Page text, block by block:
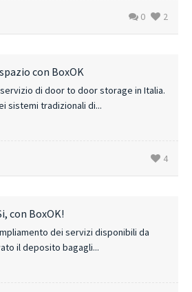
0 2
con BoxOK
di door to door storage in Italia.
sistemi tradizionali di...
4
con BoxOK!
dei servizi disponibili da
il deposito bagagli...